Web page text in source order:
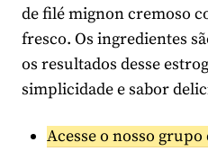
de filé mignon cremoso
fresco. Os ingredientes
os resultados desse
simplicidade e sabor
Acesse o nosso